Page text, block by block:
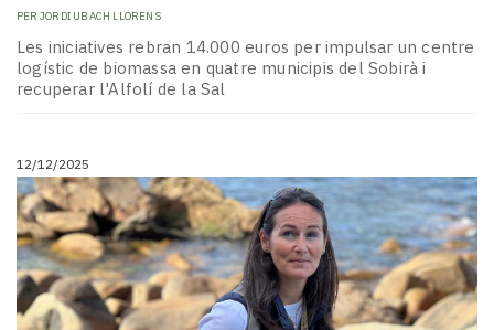
PER JORDI UBACH LLORENS
Les iniciatives rebran 14.000 euros per impulsar un centre
logístic de biomassa en quatre municipis del Sobirà i
recuperar l'Alfolí de la Sal
12/12/2025